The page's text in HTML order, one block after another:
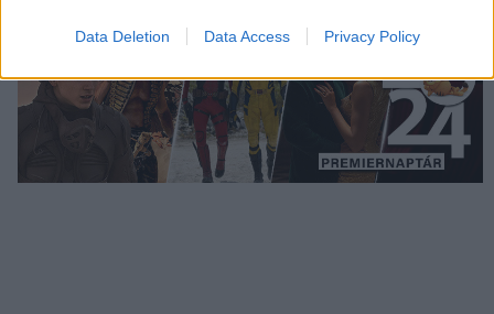
Data Deletion Data Access Privacy Policy